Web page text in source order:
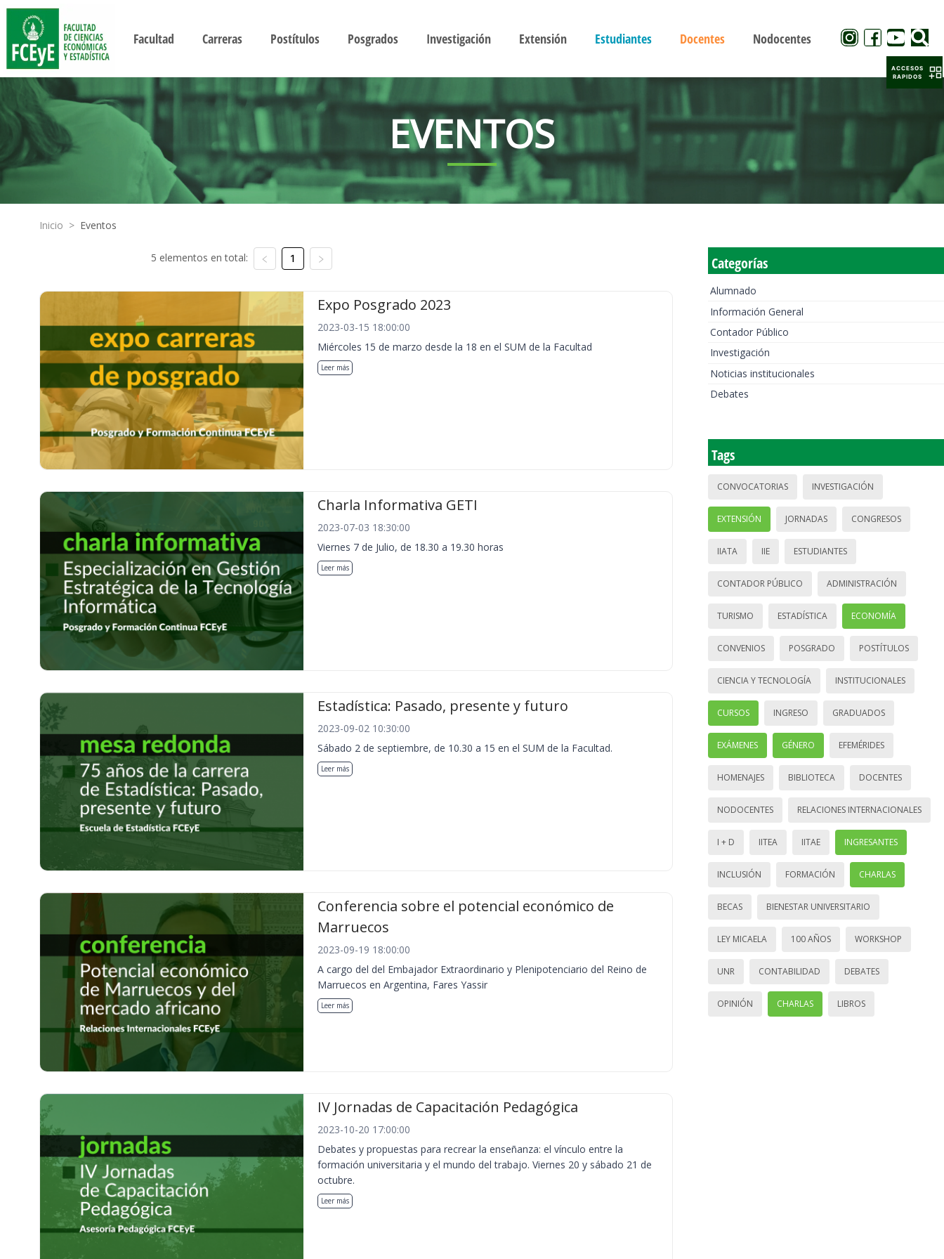
Facultad Carreras Postítulos Posgrados Investigación Extensión Estudiantes Docentes Nodocentes
EVENTOS
Inicio > Eventos
5 elementos en total: 1
Expo Posgrado 2023
2023-03-15 18:00:00
Miércoles 15 de marzo desde la 18 en el SUM de la Facultad
Leer más
Charla Informativa GETI
2023-07-03 18:30:00
Viernes 7 de Julio, de 18.30 a 19.30 horas
Leer más
Estadística: Pasado, presente y futuro
2023-09-02 10:30:00
Sábado 2 de septiembre, de 10.30 a 15 en el SUM de la Facultad.
Leer más
Conferencia sobre el potencial económico de
Marruecos
2023-09-19 18:00:00
A cargo del del Embajador Extraordinario y Plenipotenciario del Reino de
Marruecos en Argentina, Fares Yassir
Leer más
IV Jornadas de Capacitación Pedagógica
2023-10-20 17:00:00
Debates y propuestas para recrear la enseñanza: el vínculo entre la
formación universitaria y el mundo del trabajo. Viernes 20 y sábado 21 de
octubre.
Leer más
Categorías
Alumnado
Información General
Contador Público
Investigación
Noticias institucionales
Debates
Tags
CONVOCATORIAS INVESTIGACIÓN
EXTENSIÓN JORNADAS CONGRESOS
IIATA IIE ESTUDIANTES
CONTADOR PÚBLICO ADMINISTRACIÓN
TURISMO ESTADÍSTICA ECONOMÍA
CONVENIOS POSGRADO POSTÍTULOS
CIENCIA Y TECNOLOGÍA INSTITUCIONALES
CURSOS INGRESO GRADUADOS
EXÁMENES GÉNERO EFEMÉRIDES
HOMENAJES BIBLIOTECA DOCENTES
NODOCENTES RELACIONES INTERNACIONALES
I + D IITEA IITAE INGRESANTES
INCLUSIÓN FORMACIÓN CHARLAS
BECAS BIENESTAR UNIVERSITARIO
LEY MICAELA 100 AÑOS WORKSHOP
UNR CONTABILIDAD DEBATES
OPINIÓN CHARLAS LIBROS
ACCESOS
RAPIDOS